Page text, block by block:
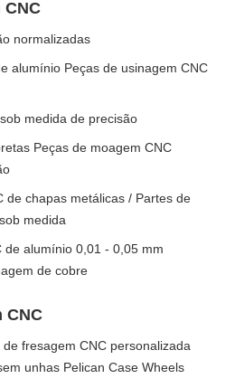
CNC
normalizadas
alumínio Peças de usinagem CNC
medida de precisão
Peças de moagem CNC
de chapas metálicas / Partes de
medida
de alumínio 0,01 - 0,05 mm
de cobre
CNC
fresagem CNC personalizada
unhas Pelican Case Wheels